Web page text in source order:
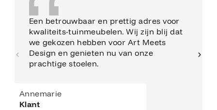
Een betrouwbaar en prettig adres voor
kwaliteits-tuinmeubelen. Wij zijn blij dat
we gekozen hebben voor Art Meets
Design en genieten nu van onze
prachtige stoelen.
Annemarie
Klant